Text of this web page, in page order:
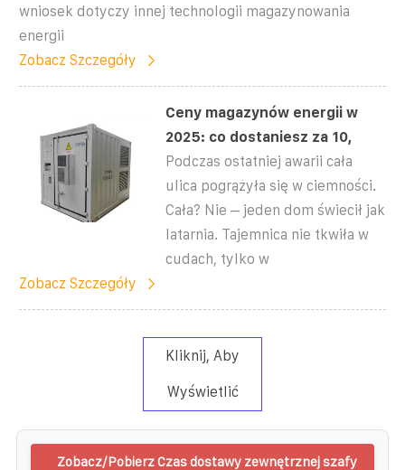
wniosek dotyczy innej technologii magazynowania
energii
Zobacz Szczegóły
Ceny magazynów energii w
2025: co dostaniesz za 10,
Podczas ostatniej awarii cała
ulica pogrążyła się w ciemności.
Cała? Nie – jeden dom świecił jak
latarnia. Tajemnica nie tkwiła w
cudach, tylko w
Zobacz Szczegóły
Kliknij, Aby
Wyświetlić
Zobacz/Pobierz Czas dostawy zewnętrznej szafy